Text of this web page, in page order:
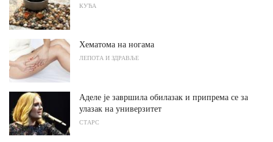
КУЋА
Хематома на ногама
ЛЕПОТА И ЗДРАВЉЕ
Аделе је завршила обилазак и припрема се за
улазак на универзитет
СТАРС